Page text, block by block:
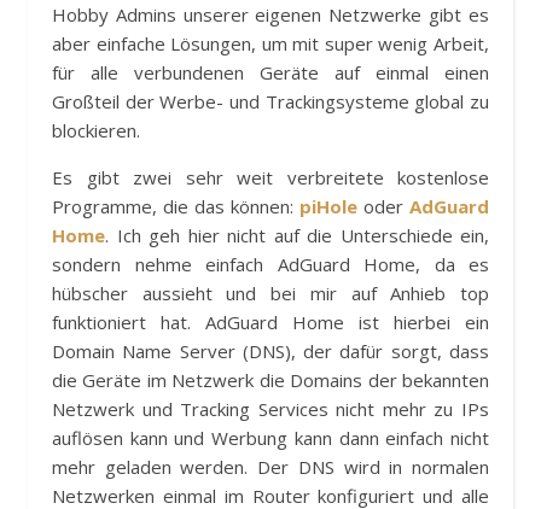
Hobby Admins unserer eigenen Netzwerke gibt es
aber einfache Lösungen, um mit super wenig Arbeit,
für alle verbundenen Geräte auf einmal einen
Großteil der Werbe- und Trackingsysteme global zu
blockieren.
Es gibt zwei sehr weit verbreitete kostenlose
Programme, die das können: piHole oder AdGuard
Home. Ich geh hier nicht auf die Unterschiede ein,
sondern nehme einfach AdGuard Home, da es
hübscher aussieht und bei mir auf Anhieb top
funktioniert hat. AdGuard Home ist hierbei ein
Domain Name Server (DNS), der dafür sorgt, dass
die Geräte im Netzwerk die Domains der bekannten
Netzwerk und Tracking Services nicht mehr zu IPs
auflösen kann und Werbung kann dann einfach nicht
mehr geladen werden. Der DNS wird in normalen
Netzwerken einmal im Router konfiguriert und alle